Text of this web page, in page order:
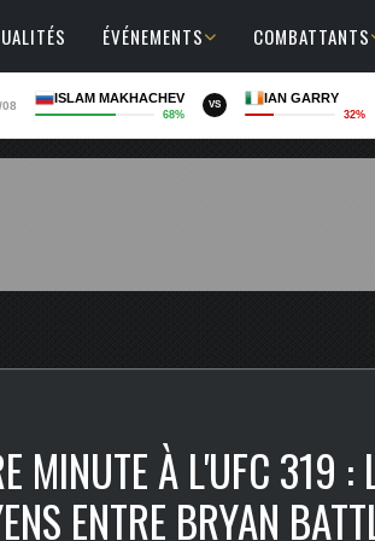
ÉVÉNEMENTS COMBATTANTS
ISLAM MAKHACHEV
68%
VS IAN GARRY
32%
MINUTE À L'UFC 319 :
ENTRE BRYAN